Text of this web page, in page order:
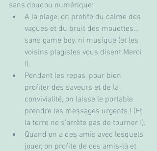
sans doudou numérique:
A la plage, on profite du calme des
vagues et du bruit des mouettes…
sans game boy, ni musique (et les
voisins plagistes vous disent Merci
!).
Pendant les repas, pour bien
profiter des saveurs et de la
convivialité, on laisse le portable
prendre les messages urgents ! (Et
la terre ne s’arrête pas de tourner !).
Quand on a des amis avec lesquels
jouer, on profite de ces amis-là et